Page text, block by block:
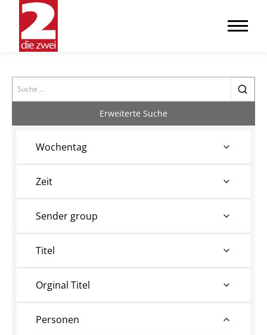
Search
Erweiterte Suche
Wochentag
Zeit
Sender group
Titel
Orginal Titel
Personen